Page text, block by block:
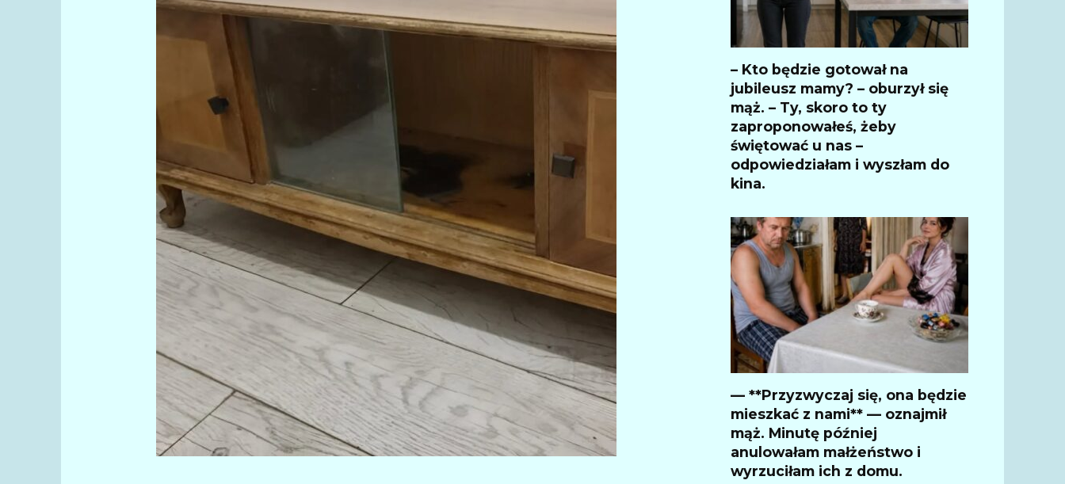
– Kto będzie gotował na
jubileusz mamy? – oburzył się
mąż. – Ty, skoro to ty
zaproponowałeś, żeby
świętować u nas –
odpowiedziałam i wyszłam do
kina.
— **Przyzwyczaj się, ona będzie
mieszkać z nami** — oznajmił
mąż. Minutę później
anulowałam małżeństwo i
wyrzuciłam ich z domu.